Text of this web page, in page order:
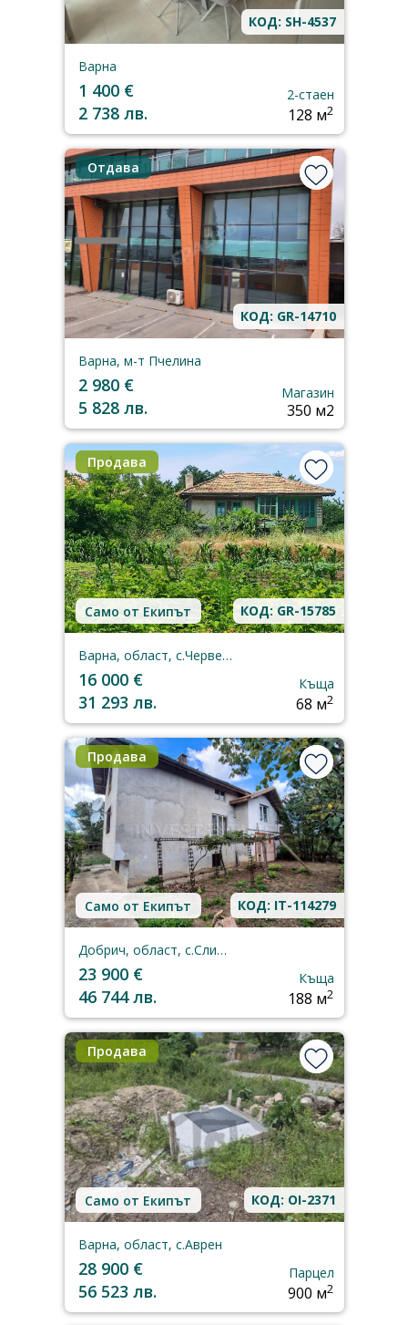
КОД: SH-4537
Варна
1 400 €
2 738 лв.
2-стаен
128 м2
Отдава
КОД: GR-14710
Варна, м-т Пчелина
2 980 €
5 828 лв.
Магазин
350 м2
Продава
Само от Екипът КОД: GR-15785
Варна, област, с.Червенци
16 000 €
31 293 лв.
Къща
68 м2
Продава
Само от Екипът КОД: IT-114279
Добрич, област, с.Сливенци
23 900 €
46 744 лв.
Къща
188 м2
Продава
Само от Екипът КОД: OI-2371
Варна, област, с.Аврен
28 900 €
56 523 лв.
Парцел
900 м2